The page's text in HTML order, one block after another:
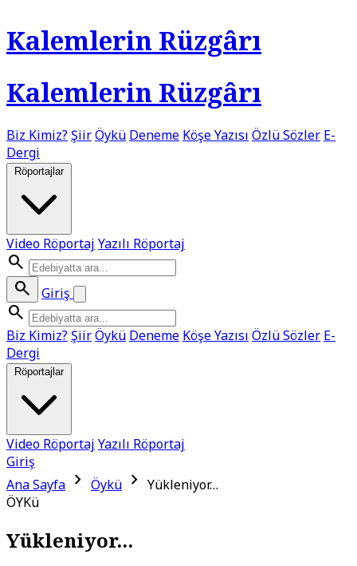
Kalemlerin Rüzgârı
Kalemlerin Rüzgârı
Biz Kimiz? ŞiirÖykü Deneme Köşe Yazısı Özlü Sözler E-
Dergi
Röportajlar
Video Röportaj Yazılı Röportaj
search
search
Giriş
search
Biz Kimiz? ŞiirÖykü Deneme Köşe Yazısı Özlü Sözler E-
Dergi
Röportajlar
Video Röportaj Yazılı Röportaj
Giriş
Ana Sayfa chevron_right Öykü chevron_right Yükleniyor…
ÖYKü
Yükleniyor...